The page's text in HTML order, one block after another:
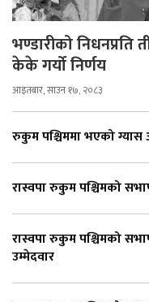
भण्डारीको निधनप्रति
केके गर्यो निर्णय
आइतबार, साउन १७, २०८३
रुकुम पश्चिममा भएको
रास्वपा रुकुम पश्चिमको
रास्वपा रुकुम पश्चिमको
उम्मेदवार